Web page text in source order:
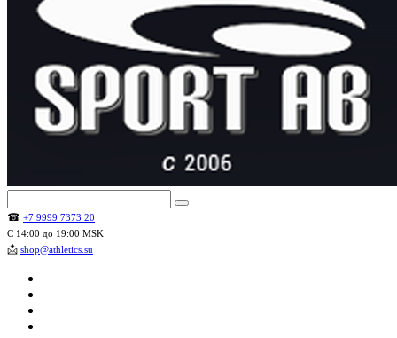
☎ +7 9999 7373 20
С 14:00 до 19:00 MSK
📩 shop@athletics.su